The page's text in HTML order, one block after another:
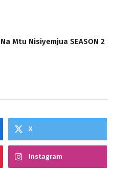
Mtu Nisiyemjua SEASON 2
X
Instagram